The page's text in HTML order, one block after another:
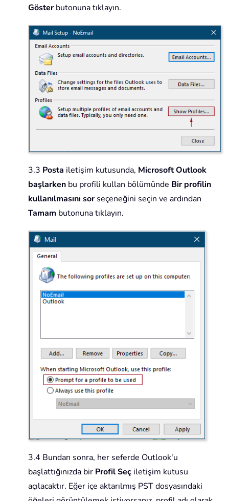
Gösterbutonuna tıklayın.
3.3 Posta iletişim kutusunda, Microsoft Outlook
başlarken bu profili kullan bölümünde Bir profilin
kullanılmasını sorseçeneğini seçin ve ardından
Tamam butonuna tıklayın.
3.4 Bundan sonra, her seferde Outlook'u
başlattığınızda bir Profil Seç iletişim kutusu
açılacaktır. Eğer içe aktarılmış PST dosyasındaki